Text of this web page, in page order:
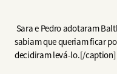
Sara e Pedro adotaram
sabiam que queriam ficar
decidiram levá-lo.[/caption]